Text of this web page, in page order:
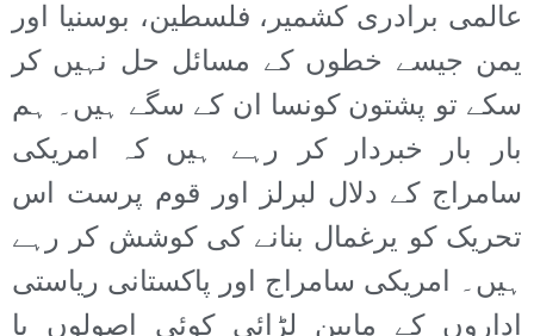
عالمی برادری کشمیر، فلسطین، بوسنیا اور
یمن جیسے خطوں کے مسائل حل نہیں کر
سکے تو پشتون کونسا ان کے سگے ہیں۔ ہم
بار بار خبردار کر رہے ہیں کہ امریکی
سامراج کے دلال لبرلز اور قوم پرست اس
تحریک کو یرغمال بنانے کی کوشش کر رہے
ہیں۔ امریکی سامراج اور پاکستانی ریاستی